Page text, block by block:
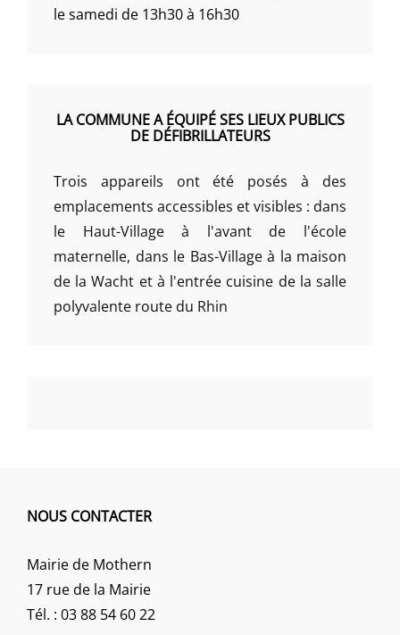
le samedi de 13h30 à 16h30
LA COMMUNE A ÉQUIPÉ SES LIEUX PUBLICS
DE DÉFIBRILLATEURS
Trois appareils ont été posés à des
emplacements accessibles et visibles : dans
le Haut-Village à l'avant de l'école
maternelle, dans le Bas-Village à la maison
de la Wacht et à l'entrée cuisine de la salle
polyvalente route du Rhin
NOUS CONTACTER
Mairie de Mothern
17 rue de la Mairie
Tél. : 03 88 54 60 22